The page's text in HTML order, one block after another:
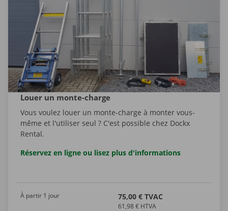
Louer un monte-charge
Vous voulez louer un monte-charge à monter vous-
même et l'utiliser seul ? C'est possible chez Dockx
Rental.
Réservez en ligne ou lisez plus d'informations
À partir 1 jour 75,00 € TVAC
61,98 € HTVA